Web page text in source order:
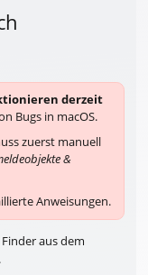
derzeit
Bugs in macOS.
zuerst manuell
&
Anweisungen.
aus dem